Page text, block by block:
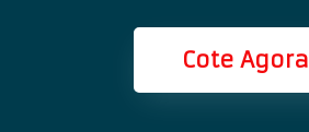
Cote Agora